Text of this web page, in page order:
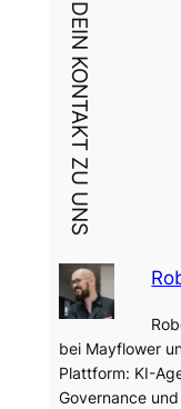
DEIN KONTAKT ZU UNS
bei Mayflower
Plattform: KI-
Governance